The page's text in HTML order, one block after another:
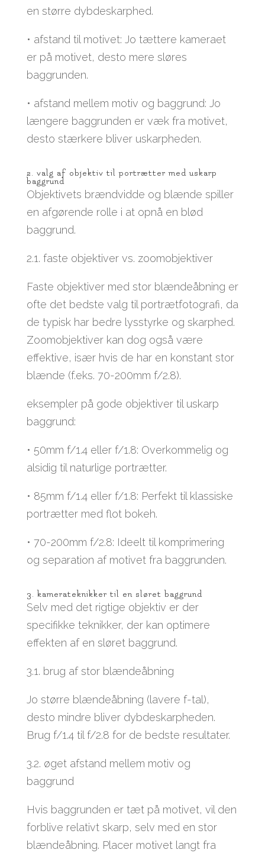
en større dybdeskarphed.
• afstand til motivet: Jo tættere kameraet
er på motivet, desto mere sløres
baggrunden.
• afstand mellem motiv og baggrund: Jo
længere baggrunden er væk fra motivet,
desto stærkere bliver uskarpheden.
2. valg af objektiv til portrætter med uskarp
baggrund
Objektivets brændvidde og blænde spiller
en afgørende rolle i at opnå en blød
baggrund.
2.1. faste objektiver vs. zoomobjektiver
Faste objektiver med stor blændeåbning er
ofte det bedste valg til portrætfotografi, da
de typisk har bedre lysstyrke og skarphed.
Zoomobjektiver kan dog også være
effektive, især hvis de har en konstant stor
blænde (f.eks. 70-200mm f/2.8).
eksempler på gode objektiver til uskarp
baggrund:
• 50mm f/1.4 eller f/1.8: Overkommelig og
alsidig til naturlige portrætter.
• 85mm f/1.4 eller f/1.8: Perfekt til klassiske
portrætter med flot bokeh.
• 70-200mm f/2.8: Ideelt til komprimering
og separation af motivet fra baggrunden.
3. kamerateknikker til en sløret baggrund
Selv med det rigtige objektiv er der
specifikke teknikker, der kan optimere
effekten af en sløret baggrund.
3.1. brug af stor blændeåbning
Jo større blændeåbning (lavere f-tal),
desto mindre bliver dybdeskarpheden.
Brug f/1.4 til f/2.8 for de bedste resultater.
3.2. øget afstand mellem motiv og
baggrund
Hvis baggrunden er tæt på motivet, vil den
forblive relativt skarp, selv med en stor
blændeåbning. Placer motivet langt fra